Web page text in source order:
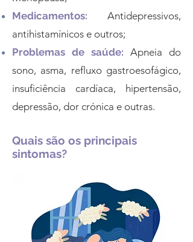
Medicamentos:
Antidepressivos,
antihistamínicos e outros;
Problemas de saúde: Apneia do
sono, asma, refluxo gastroesofágico,
insuficiência cardíaca, hipertensão,
depressão, dor crónica e outras.
Quais são os principais
sintomas?